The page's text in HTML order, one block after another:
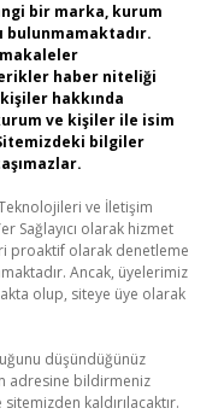
bir marka, kurum
bulunmamaktadır.
makaleler
haber niteliği
hakkında
ve kişiler ile isim
bilgiler
ve İletişim
Sağlayıcı olarak hizmet
proaktif olarak denetleme
Ancak, üyelerimiz
olup, siteye üye olarak
düşündüğünüz
adresine bildirmeniz
kaldırılacaktır.